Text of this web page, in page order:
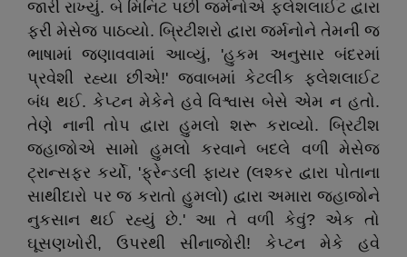
જારી રાખ્યું. બે મિનિટ પછી જર્મનોએ ફ્લેશલાઈટ દ્વારા
ફરી મેસેજ પાઠવ્યો. બ્રિટીશરો દ્વારા જર્મનોને તેમની જ
ભાષામાં જણાવવામાં આવ્યું, 'હુકમ અનુસાર બંદરમાં
પ્રવેશી રહ્યા છીએ!' જવાબમાં કેટલીક ફ્લેશલાઈટ
બંધ થઈ. કેપ્ટન મેકેને હવે વિશ્વાસ બેસે એમ ન હતો.
તેણે નાની તોપ દ્વારા હુમલો શરૂ કરાવ્યો. બ્રિટીશ
જહાજોએ સામો હુમલો કરવાને બદલે વળી મેસેજ
ટ્રાન્સફર કર્યો, 'ફ્રેન્ડલી ફાયર (લશ્કર દ્વારા પોતાના
સાથીદારો પર જ કરાતો હુમલો) દ્વારા અમારા જહાજોને
નુકસાન થઈ રહ્યું છે.' આ તે વળી કેવું? એક તો
ઘૂસણખોરી, ઉપરથી સીનાજોરી! કેપ્ટન મેકે હવે